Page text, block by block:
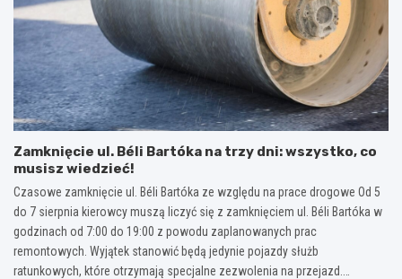
Zamknięcie ul. Béli Bartóka na trzy dni: wszystko, co
musisz wiedzieć!
Czasowe zamknięcie ul. Béli Bartóka ze względu na prace drogowe Od 5
do 7 sierpnia kierowcy muszą liczyć się z zamknięciem ul. Béli Bartóka w
godzinach od 7:00 do 19:00 z powodu zaplanowanych prac
remontowych. Wyjątek stanowić będą jedynie pojazdy służb
ratunkowych, które otrzymają specjalne zezwolenia na przejazd.…